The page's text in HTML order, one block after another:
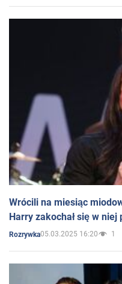
Wrócili na miesiąc
Harry zakochał się w
Rozrywka05.03.2025 16:20 1